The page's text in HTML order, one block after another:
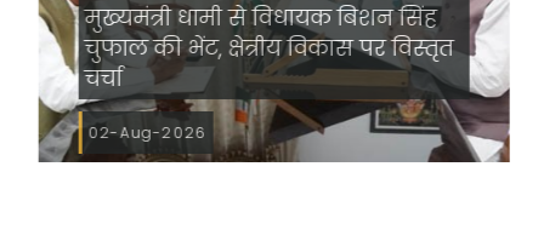
मुख्यमंत्री धामी से विधायक बिशन सिंह
चुफाल की भेंट, क्षेत्रीय विकास पर विस्तृत
चर्चा
02-Aug-2026